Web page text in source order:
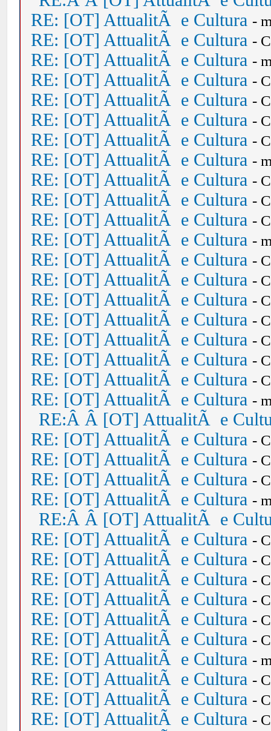
RE: [OT] AttualitÃ e Cultura -
RE: [OT] AttualitÃ e Cultura -
RE: [OT] AttualitÃ e Cultura -
RE: [OT] AttualitÃ e Cultura -
RE: [OT] AttualitÃ e Cultura -
RE: [OT] AttualitÃ e Cultura -
RE: [OT] AttualitÃ e Cultura -
RE: [OT] AttualitÃ e Cultura -
RE: [OT] AttualitÃ e Cultura -
RE: [OT] AttualitÃ e Cultura -
RE: [OT] AttualitÃ e Cultura -
RE: [OT] AttualitÃ e Cultura -
RE: [OT] AttualitÃ e Cultura -
RE: [OT] AttualitÃ e Cultura -
RE: [OT] AttualitÃ e Cultura -
RE: [OT] AttualitÃ e Cultura -
RE: [OT] AttualitÃ e Cultura -
RE: [OT] AttualitÃ e Cultura -
RE: [OT] AttualitÃ e Cultura -
RE: [OT] AttualitÃ e Cultura -
RE:Â Â [OT] AttualitÃ e
RE: [OT] AttualitÃ e Cultura -
RE: [OT] AttualitÃ e Cultura -
RE: [OT] AttualitÃ e Cultura -
RE: [OT] AttualitÃ e Cultura -
RE:Â Â [OT] AttualitÃ e
RE: [OT] AttualitÃ e Cultura -
RE: [OT] AttualitÃ e Cultura -
RE: [OT] AttualitÃ e Cultura -
RE: [OT] AttualitÃ e Cultura -
RE: [OT] AttualitÃ e Cultura -
RE: [OT] AttualitÃ e Cultura -
RE: [OT] AttualitÃ e Cultura -
RE: [OT] AttualitÃ e Cultura -
RE: [OT] AttualitÃ e Cultura -
RE: [OT] AttualitÃ e Cultura -